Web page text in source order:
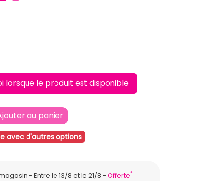
lorsque le produit est disponible
au panier
avec d'autres options
Entre le 13/8 et le 21/8 Offerte*